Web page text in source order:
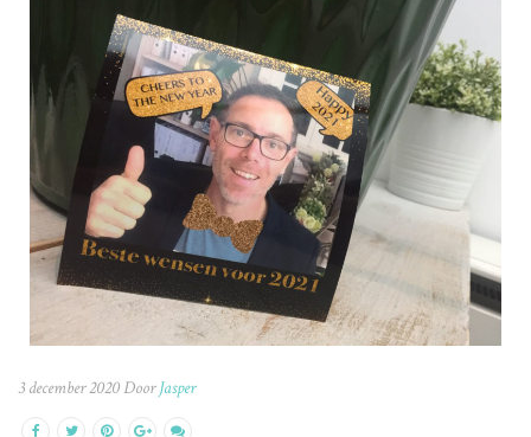
3 december 2020 DoorJasper